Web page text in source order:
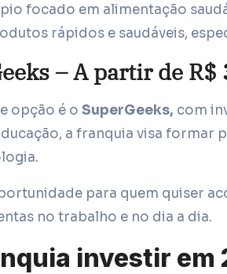
focado em alimentação
rápidos e saudáveis,
– A partir de
opção é o SuperGeeks, com
a franquia visa
para quem quiser
no trabalho e no dia a dia.
investir em